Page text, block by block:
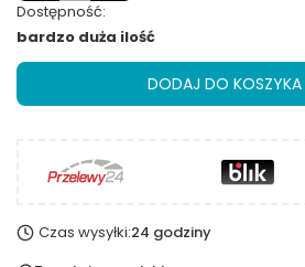
Dostępność:
bardzo duża ilość
DODAJ DO KOSZYKA
Czas wysyłki:24 godziny